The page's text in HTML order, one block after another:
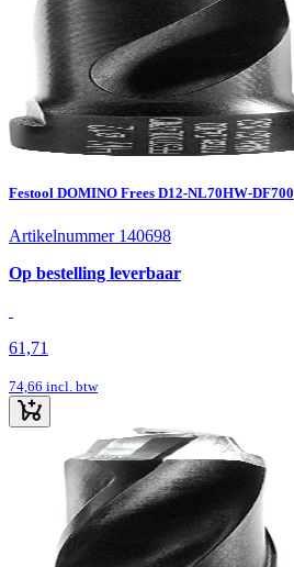
Festool DOMINO Frees D12-NL70HW-DF700
Artikelnummer 140698
Op bestelling leverbaar
61,71
74,66 incl. btw